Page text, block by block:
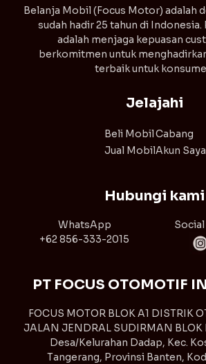
⁠Belanja Mobil (Focus Motor) adalah
sudah hadir 25 tahun di
adalah menjaga kepuasan
berkomitmen untuk
terbaik untuk
Jelajahi
Beli Mobil
Jual Mobil
Cabang
Akun Saya
Hubungi kami
WhatsApp
+62 856-333-2015
PT FOCUS OTOMOTIF
FOCUS MOTOR BLOK A1 DISTRIK
JALAN JENDRAL SUDIRMAN BLOK
Desa/Kelurahan Dadap, Kec.
Tangerang, Provinsi Banten,